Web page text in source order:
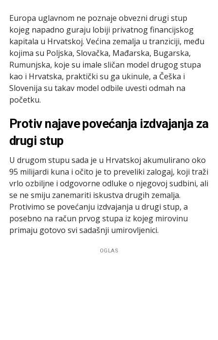
Europa uglavnom ne poznaje obvezni drugi stup
kojeg napadno guraju lobiji privatnog financijskog
kapitala u Hrvatskoj. Većina zemalja u tranziciji, među
kojima su Poljska, Slovačka, Mađarska, Bugarska,
Rumunjska, koje su imale sličan model drugog stupa
kao i Hrvatska, praktički su ga ukinule, a Češka i
Slovenija su takav model odbile uvesti odmah na
početku.
Protiv najave povećanja izdvajanja za
drugi stup
U drugom stupu sada je u Hrvatskoj akumulirano oko
95 milijardi kuna i očito je to preveliki zalogaj, koji traži
vrlo ozbiljne i odgovorne odluke o njegovoj sudbini, ali
se ne smiju zanemariti iskustva drugih zemalja.
Protivimo se povećanju izdvajanja u drugi stup, a
posebno na račun prvog stupa iz kojeg mirovinu
primaju gotovo svi sadašnji umirovljenici.
OGLAS